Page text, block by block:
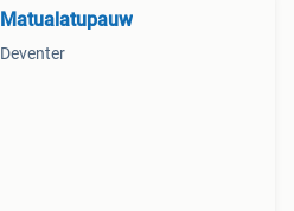
Matualatupauw
Deventer